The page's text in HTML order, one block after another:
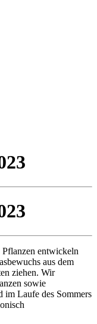
entwickeln
aus dem
ziehen. Wir
sowie
im Laufe des Sommers